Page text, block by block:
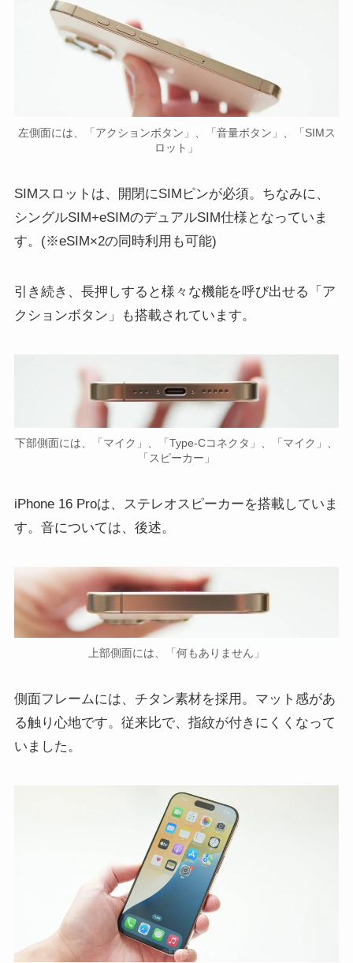
左側面には、「アクションボタン」、「音量ボタン」、「SIMス
ロット」
SIMスロットは、開閉にSIMピンが必須。ちなみに、
シングルSIM+eSIMのデュアルSIM仕様となっていま
す。(※eSIM×2の同時利用も可能)
引き続き、長押しすると様々な機能を呼び出せる「ア
クションボタン」も搭載されています。
下部側面には、「マイク」、「Type-Cコネクタ」、「マイク」、
「スピーカー」
iPhone 16 Proは、ステレオスピーカーを搭載していま
す。音については、後述。
上部側面には、「何もありません」
側面フレームには、チタン素材を採用。マット感があ
る触り心地です。従来比で、指紋が付きにくくなって
いました。